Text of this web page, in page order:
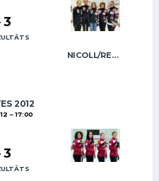
NICOLL/REGŽA
3
2012
17:00
3